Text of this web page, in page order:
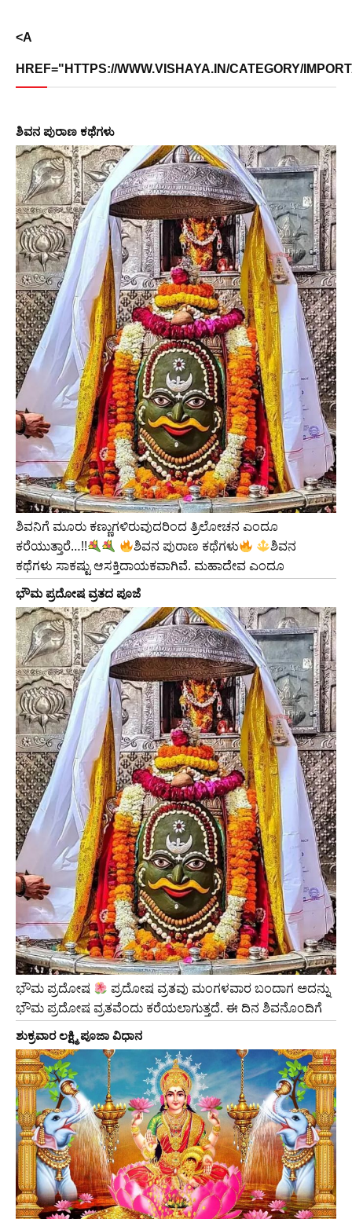
<A
HREF="HTTPS://WWW.VISHAYA.IN/CATEGORY/
ಶಿವನ ಪುರಾಣ ಕಥೆಗಳು
ಶಿವನಿಗೆ ಮೂರು ಕಣ್ಣುಗಳಿರುವುದರಿಂದ ತ್ರಿಲೋಚನ ಎಂದೂ
ಕರೆಯುತ್ತಾರೆ…!!
ಶಿವನ ಪುರಾಣ ಕಥೆಗಳು
ಶಿವನ
ಕಥೆಗಳು ಸಾಕಷ್ಟು ಆಸಕ್ತಿದಾಯಕವಾಗಿವೆ. ಮಹಾದೇವ ಎಂದೂ
ಭೌಮ ಪ್ರದೋಷ ವ್ರತದ ಪೂಜೆ
ಭೌಮ ಪ್ರದೋಷ
ಪ್ರದೋಷ ವ್ರತವು ಮಂಗಳವಾರ ಬಂದಾಗ ಅದನ್ನು
ಭೌಮ ಪ್ರದೋಷ ವ್ರತವೆಂದು ಕರೆಯಲಾಗುತ್ತದೆ. ಈ ದಿನ ಶಿವನೊಂದಿಗೆ
ಶುಕ್ರವಾರ ಲಕ್ಷ್ಮಿ ಪೂಜಾ ವಿಧಾನ